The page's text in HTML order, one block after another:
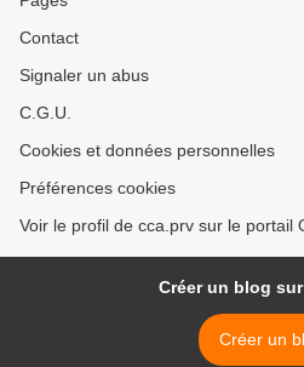
Contact
Signaler un abus
C.G.U.
Cookies et données personnelles
Préférences cookies
Voir le profil de cca.prv sur le portail
Créer un blog
Créer un